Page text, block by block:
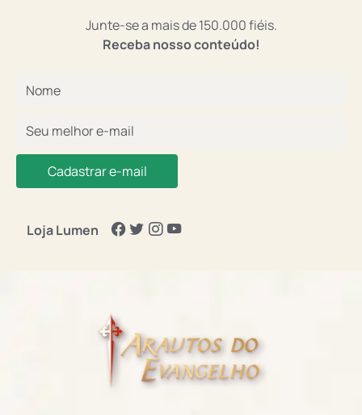
Junte-se a mais de 150.000 fiéis.
Receba nosso conteúdo!
Cadastrar e-mail
Loja Lumen